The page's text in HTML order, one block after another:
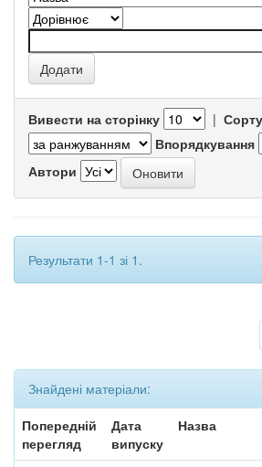
Вивести на сторінку |
Впорядкування
Автори
Результати 1-1 зі 1.
Знайдені матеріали:
Попередній
перегляд
Дата
випуску
Назва